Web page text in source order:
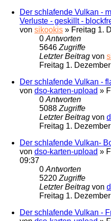
Der schlafende Vulkan -
Verluste - geskillt -
von sikookis » Freitag 1.
0Antworten
5646Zugriffe
Letzter Beitrag von
Freitag 1.
Der schlafende Vulkan -
von dso-karten-upload »
0Antworten
5088Zugriffe
Letzter Beitrag von
Freitag 1.
Der schlafende Vulkan-
von dso-karten-upload »
09:37
0Antworten
5220Zugriffe
Letzter Beitrag von
Freitag 1.
Der schlafende Vulkan -